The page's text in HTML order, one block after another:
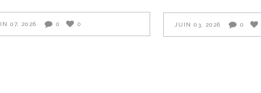
07, 2026 0 0 JUIN 03, 2026 0